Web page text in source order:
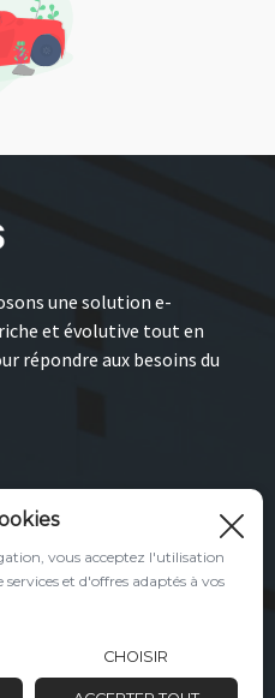
une solution e-
et évolutive tout en
répondre aux besoins du
vous acceptez l'utilisation
services et d'offres adaptés à vos
CHOISIR